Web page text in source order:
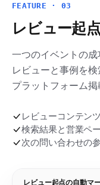
FEATURE · 03
レビュー起
一つのイベントの
レビューと事例を検
プラットフォーム掲
レビューコンテン
検索結果と営業ペ
次の問い合わせの
レビュー起点の自動マ